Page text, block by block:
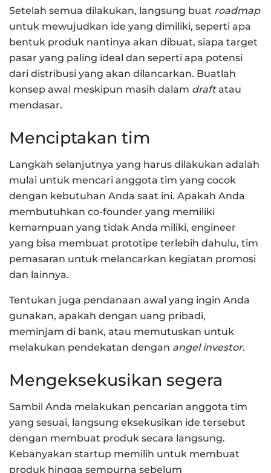
Setelah semua dilakukan, langsung buat roadmap
untuk mewujudkan ide yang dimiliki, seperti apa
bentuk produk nantinya akan dibuat, siapa target
pasar yang paling ideal dan seperti apa potensi
dari distribusi yang akan dilancarkan. Buatlah
konsep awal meskipun masih dalam draftatau
mendasar.
Menciptakan tim
Langkah selanjutnya yang harus dilakukan adalah
mulai untuk mencari anggota tim yang cocok
dengan kebutuhan Anda saat ini. Apakah Anda
membutuhkan co-founder yang memiliki
kemampuan yang tidak Anda miliki, engineer
yang bisa membuat prototipe terlebih dahulu, tim
pemasaran untuk melancarkan kegiatan promosi
dan lainnya.
Tentukan juga pendanaan awal yang ingin Anda
gunakan, apakah dengan uang pribadi,
meminjam di bank, atau memutuskan untuk
melakukan pendekatan dengan angel investor.
Mengeksekusikan segera
Sambil Anda melakukan pencarian anggota tim
yang sesuai, langsung eksekusikan ide tersebut
dengan membuat produk secara langsung.
Kebanyakan startup memilih untuk membuat
produk hingga sempurna sebelum